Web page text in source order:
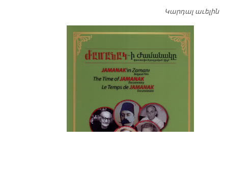
Կարդալ աւելին